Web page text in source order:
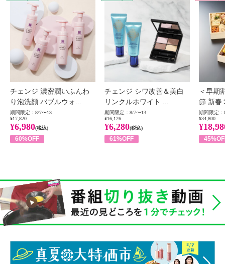
チェンジ 濃密潤いふんわ
り泡洗顔 バブルウォ...
期間限定：8/7〜13
¥17,820
¥6,980(税込)
60%OFF
チェンジ シワ改善＆美白
リンクルホワイト ...
期間限定：8/7〜13
¥16,126
¥6,280(税込)
61%OFF
＜早期
節 新春
期間限定：
¥34,800